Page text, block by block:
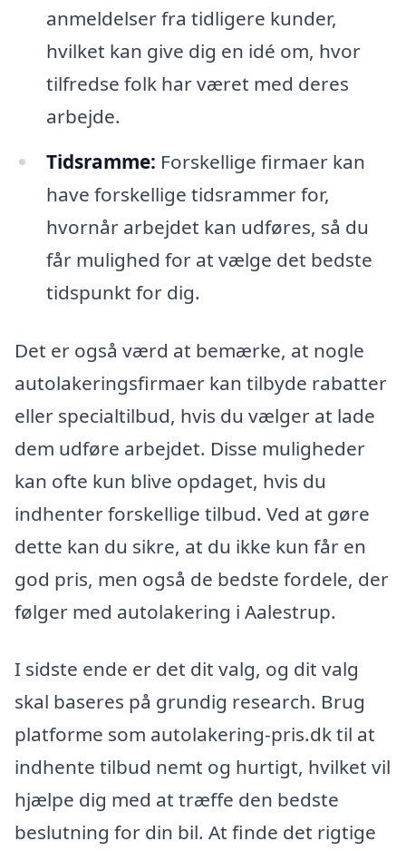
anmeldelser fra tidligere kunder,
hvilket kan give dig en idé om, hvor
tilfredse folk har været med deres
arbejde.
Tidsramme: Forskellige firmaer kan
have forskellige tidsrammer for,
hvornår arbejdet kan udføres, så du
får mulighed for at vælge det bedste
tidspunkt for dig.
Det er også værd at bemærke, at nogle
autolakeringsfirmaer kan tilbyde rabatter
eller specialtilbud, hvis du vælger at lade
dem udføre arbejdet. Disse muligheder
kan ofte kun blive opdaget, hvis du
indhenter forskellige tilbud. Ved at gøre
dette kan du sikre, at du ikke kun får en
god pris, men også de bedste fordele, der
følger med autolakering i Aalestrup.
I sidste ende er det dit valg, og dit valg
skal baseres på grundig research. Brug
platforme som autolakering-pris.dk til at
indhente tilbud nemt og hurtigt, hvilket vil
hjælpe dig med at træffe den bedste
beslutning for din bil. At finde det rigtige